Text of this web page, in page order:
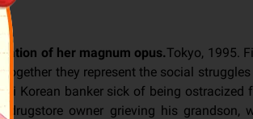
of her magnum opus.Tokyo, 1995.
they represent the social struggles
Korean banker sick of being ostracized
owner grieving his grandson,